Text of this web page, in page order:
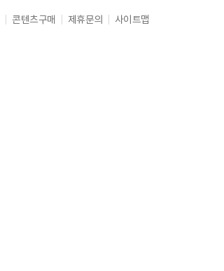
콘텐츠구매 제휴문의 사이트맵